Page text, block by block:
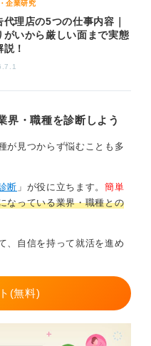
いるのであれば、それ
トフォリオを作った
いようなものを作るこ
ると思ってアピールの
企業研究
代理店の5つの仕事内容｜
がいから厳しい面まで実態
説！
界・職種を診断しよう
が見つからず悩むことも多
断 」が役に立ちます。 簡単
なっている業界・職種との
、自信を持って就活を進め
(無料)